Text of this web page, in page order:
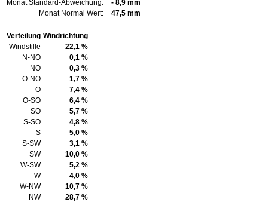
Monat Standard-Abweichung:
- 8,9 mm
Monat Normal Wert:
47,5 mm
Verteilung Windrichtung
Windstille
22,1 %
N-NO
0,1 %
NO
0,3 %
O-NO
1,7 %
O
7,4 %
O-SO
6,4 %
SO
5,7 %
S-SO
4,8 %
S
5,0 %
S-SW
3,1 %
SW
10,0 %
W-SW
5,2 %
W
4,0 %
W-NW
10,7 %
NW
28,7 %